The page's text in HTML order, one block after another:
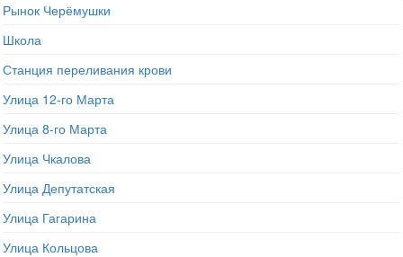
Рынок Черёмушки
Школа
Станция переливания крови
Улица 12-го Марта
Улица 8-го Марта
Улица Чкалова
Улица Депутатская
Улица Гагарина
Улица Кольцова